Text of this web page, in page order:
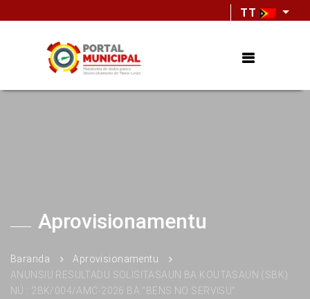
TT
Aprovisionamentu
Baranda
Aprovisionamentu
ANUNSIU RESULTADU SOLISITASAUN BA KOUTASAUN (SBK)
NÚ : 2BK/004/AMC-2026 BA “BENS NO SERVISU”.